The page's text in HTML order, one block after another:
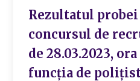
Rezultatul
concursul de
de 28.03.2023,
funcția de